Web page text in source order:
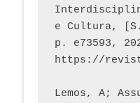
e Cultura,
p. e73593,